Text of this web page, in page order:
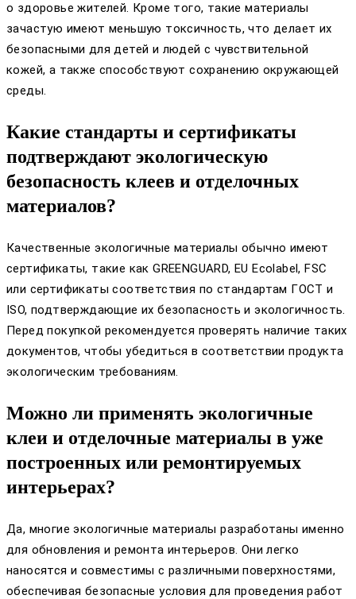
о здоровье жителей. Кроме того, такие материалы
зачастую имеют меньшую токсичность, что делает их
безопасными для детей и людей с чувствительной
кожей, а также способствуют сохранению окружающей
среды.
Какие стандарты и сертификаты
подтверждают экологическую
безопасность клеев и отделочных
материалов?
Качественные экологичные материалы обычно имеют
сертификаты, такие как GREENGUARD, EU Ecolabel, FSC
или сертификаты соответствия по стандартам ГОСТ и
ISO, подтверждающие их безопасность и экологичность.
Перед покупкой рекомендуется проверять наличие таких
документов, чтобы убедиться в соответствии продукта
экологическим требованиям.
Можно ли применять экологичные
клеи и отделочные материалы в уже
построенных или ремонтируемых
интерьерах?
Да, многие экологичные материалы разработаны именно
для обновления и ремонта интерьеров. Они легко
наносятся и совместимы с различными поверхностями,
обеспечивая безопасные условия для проведения работ